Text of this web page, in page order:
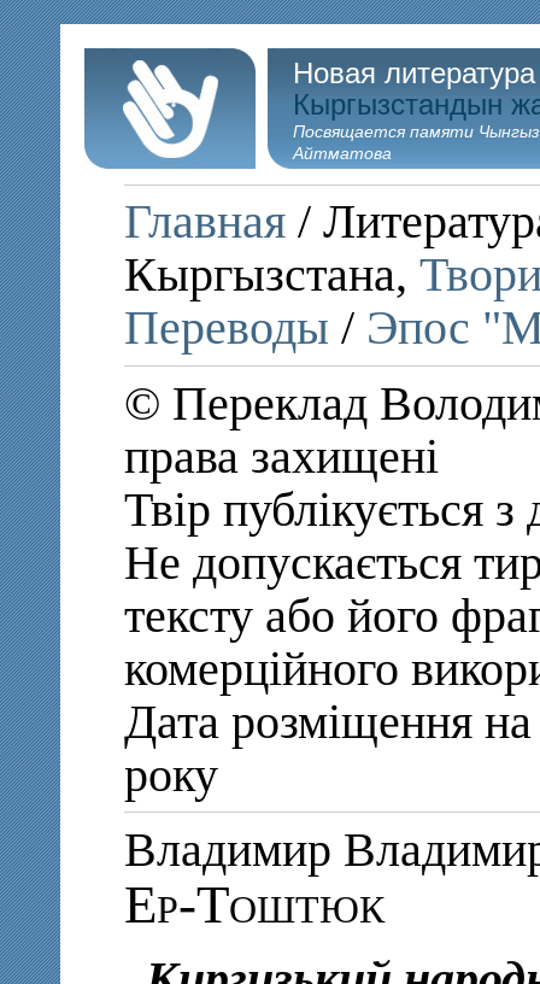
Новая
Кыргызстандын
Посвящается памяти
Айтматова
Главная /
Кыргызстана,
Переводы / Эпос
© Переклад
права захищені
Твір публікується
Не допускається
тексту або його
комерційного
Дата розміщення
року
Владимир
Ер-Тоштюк